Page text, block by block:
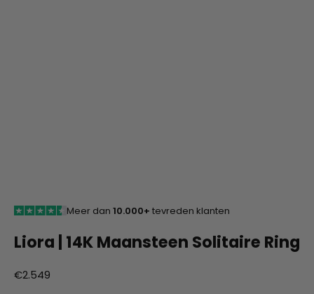
Meer dan 10.000+ tevreden klanten
Liora | 14K Maansteen Solitaire Ring
Aanbiedingsprijs
€2.549